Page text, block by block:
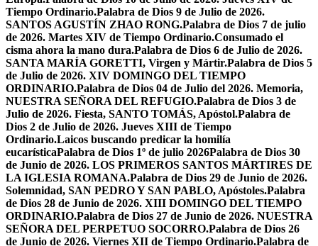
Tiempo Ordinario.Palabra de Dios 9 de Julio de 2026.
SANTOS AGUSTÍN ZHAO RONG.Palabra de Dios 7 de julio
de 2026. Martes XIV de Tiempo Ordinario.Consumado el
cisma ahora la mano dura.Palabra de Dios 6 de Julio de 2026.
SANTA MARÍA GORETTI, Virgen y Mártir.Palabra de Dios 5
de Julio de 2026. XIV DOMINGO DEL TIEMPO
ORDINARIO.Palabra de Dios 04 de Julio del 2026. Memoria,
NUESTRA SEÑORA DEL REFUGIO.Palabra de Dios 3 de
Julio de 2026. Fiesta, SANTO TOMÁS, Apóstol.Palabra de
Dios 2 de Julio de 2026. Jueves XIII de Tiempo
Ordinario.Laicos buscando predicar la homilía
eucarísticaPalabra de Dios 1º de julio 2026Palabra de Dios 30
de Junio de 2026. LOS PRIMEROS SANTOS MÁRTIRES DE
LA IGLESIA ROMANA.Palabra de Dios 29 de Junio de 2026.
Solemnidad, SAN PEDRO Y SAN PABLO, Apóstoles.Palabra
de Dios 28 de Junio de 2026. XIII DOMINGO DEL TIEMPO
ORDINARIO.Palabra de Dios 27 de Junio de 2026. NUESTRA
SEÑORA DEL PERPETUO SOCORRO.Palabra de Dios 26
de Junio de 2026. Viernes XII de Tiempo Ordinario.Palabra de